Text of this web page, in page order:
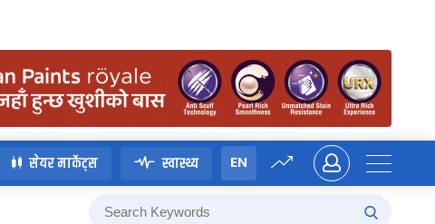
सेयर मार्केट्स स्वास्थ्य EN